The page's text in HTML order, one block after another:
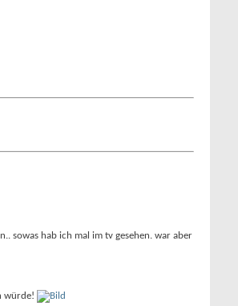
sowas hab ich mal im tv gesehen. war aber
würde!